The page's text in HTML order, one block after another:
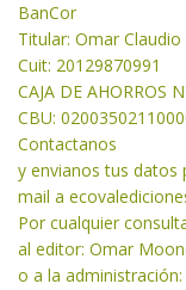
BanCor
Titular: Omar
Cuit: 20129870991
CAJA DE AHORROS
CBU:
Contactanos
y envianos tus datos
mail a
Por cualquier
al editor: Omar
o a la administración: